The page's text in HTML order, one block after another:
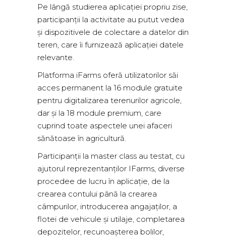
Pe lângă studierea aplicației propriu zise,
participanții la activitate au putut vedea
și dispozitivele de colectare a datelor din
teren, care îi furnizează aplicației datele
relevante.
Platforma iFarms oferă utilizatorilor săi
acces permanent la 16 module gratuite
pentru digitalizarea terenurilor agricole,
dar și la 18 module premium, care
cuprind toate aspectele unei afaceri
sănătoase în agricultură.
Participanții la master class au testat, cu
ajutorul reprezentanților IFarms, diverse
procedee de lucru în aplicație, de la
crearea contului până la crearea
câmpurilor, introducerea angajaților, a
flotei de vehicule și utilaje, completarea
depozitelor, recunoașterea bolilor,